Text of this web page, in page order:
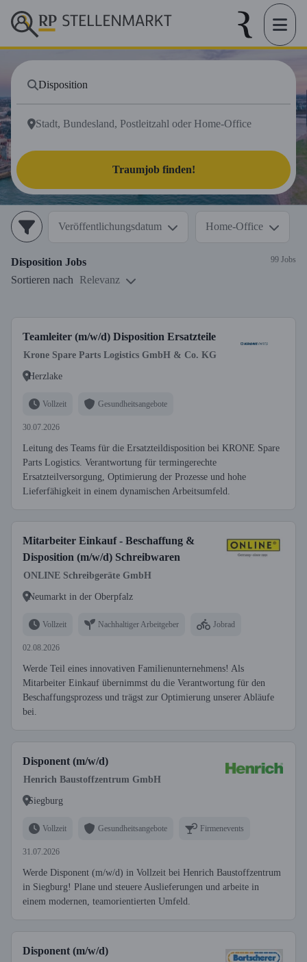
Traumjob finden!
Veröffentlichungsdatum Home-Office
Disposition Jobs 99 Jobs
Sortieren nach Relevanz
Teamleiter (m/w/d) Disposition Ersatzteile
Krone Spare Parts Logistics GmbH & Co. KG
Herzlake
Vollzeit Gesundheitsangebote
30.07.2026
Leitung des Teams für die Ersatzteildisposition bei KRONE Spare
Parts Logistics. Verantwortung für termingerechte
Ersatzteilversorgung, Optimierung der Prozesse und hohe
Lieferfähigkeit in einem dynamischen Arbeitsumfeld.
Mitarbeiter Einkauf - Beschaffung &
Disposition (m/w/d) Schreibwaren
ONLINE Schreibgeräte GmbH
Neumarkt in der Oberpfalz
Vollzeit Nachhaltiger Arbeitgeber Jobrad
02.08.2026
Werde Teil eines innovativen Familienunternehmens! Als
Mitarbeiter Einkauf übernimmst du die Verantwortung für den
Beschaffungsprozess und trägst zur Optimierung unserer Abläufe
bei.
Disponent (m/w/d)
Henrich Baustoffzentrum GmbH
Siegburg
Vollzeit Gesundheitsangebote Firmenevents
31.07.2026
Werde Disponent (m/w/d) in Vollzeit bei Henrich Baustoffzentrum
in Siegburg! Plane und steuere Auslieferungen und arbeite in
einem modernen, teamorientierten Umfeld.
Disponent (m/w/d)